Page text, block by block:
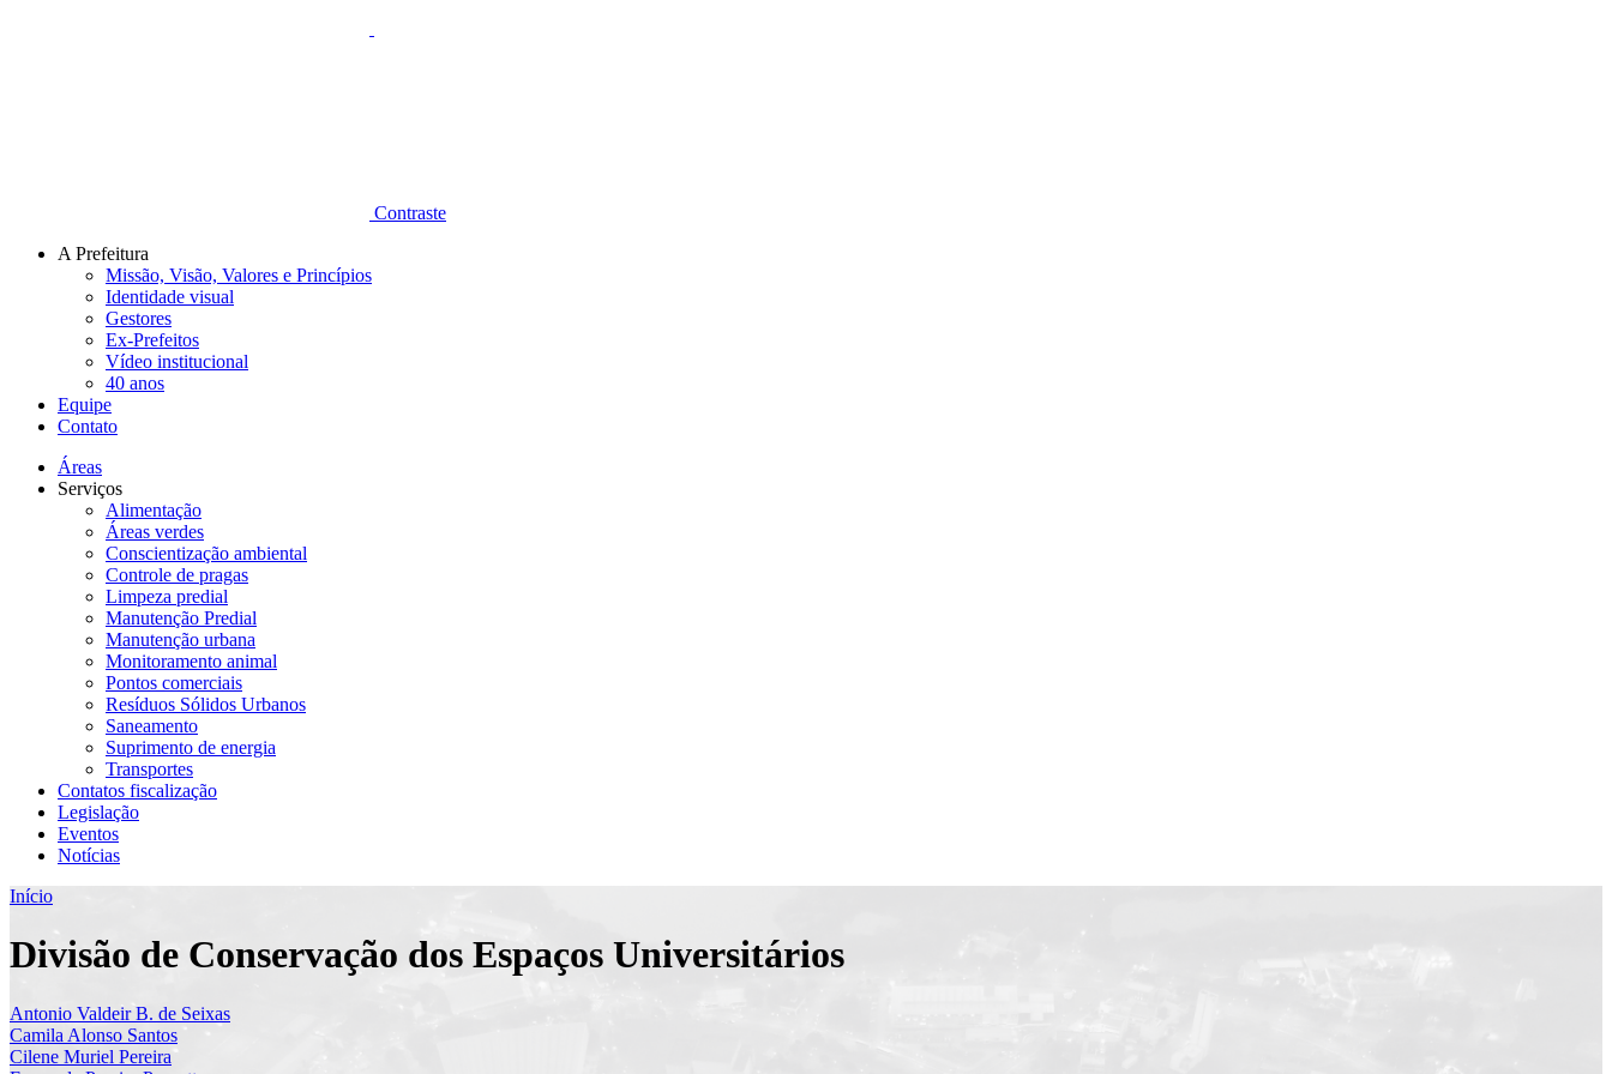
Contraste
A Prefeitura
Missão, Visão, Valores e Princípios
Identidade visual
Gestores
Ex-Prefeitos
Vídeo institucional
40 anos
Equipe
Contato
Áreas
Serviços
Alimentação
Áreas verdes
Conscientização ambiental
Controle de pragas
Limpeza predial
Manutenção Predial
Manutenção urbana
Monitoramento animal
Pontos comerciais
Resíduos Sólidos Urbanos
Saneamento
Suprimento de energia
Transportes
Contatos fiscalização
Legislação
Eventos
Notícias
Início
Divisão de Conservação dos Espaços Universitários
Antonio Valdeir B. de Seixas
Camila Alonso Santos
Cilene Muriel Pereira